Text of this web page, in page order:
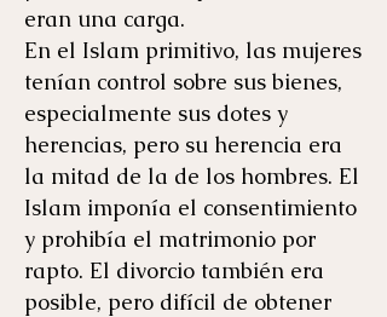
eran una carga.
En el Islam primitivo, las mujeres
tenían control sobre sus bienes,
especialmente sus dotes y
herencias, pero su herencia era
la mitad de la de los hombres. El
Islam imponía el consentimiento
y prohibía el matrimonio por
rapto. El divorcio también era
posible, pero difícil de obtener